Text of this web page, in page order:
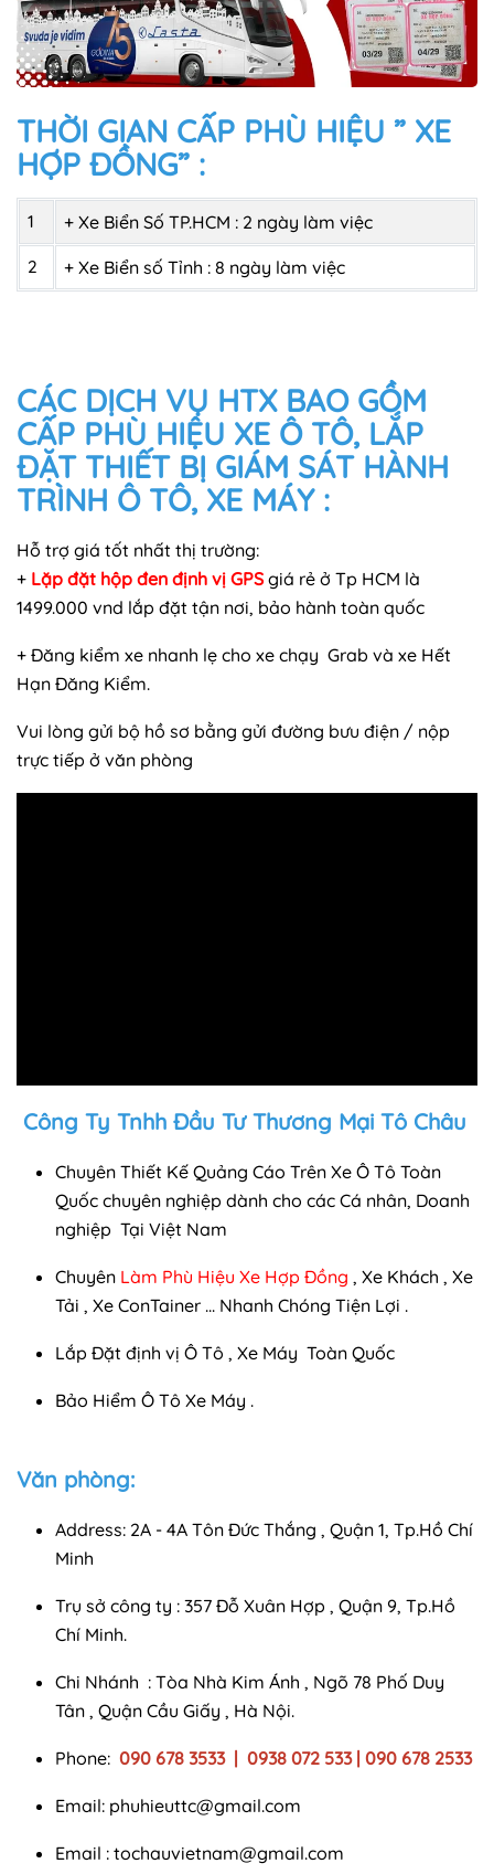
THỜI GIAN CẤP PHÙ HIỆU ” XE
HỢP ĐỒNG” :
1
+ Xe Biển Số TP.HCM : 2 ngày làm việc
2
+ Xe Biển số Tỉnh : 8 ngày làm việc
CÁC DỊCH VỤ HTX BAO GỒM
CẤP PHÙ HIỆU XE Ô TÔ, LẮP
ĐẶT THIẾT BỊ GIÁM SÁT HÀNH
TRÌNH Ô TÔ, XE MÁY :
Hỗ trợ giá tốt nhất thị trường:
+ Lặp đặt hộp đen định vị GPS giá rẻ ở Tp HCM là
1499.000 vnd lắp đặt tận nơi, bảo hành toàn quốc
+ Đăng kiểm xe nhanh lẹ cho xe chạy Grab và xe Hết
Hạn Đăng Kiểm.
Vui lòng gửi bộ hồ sơ bằng gửi đường bưu điện / nộp
trực tiếp ở văn phòng
Công Ty Tnhh Đầu Tư Thương Mại Tô Châu
Chuyên Thiết Kế Quảng Cáo Trên Xe Ô Tô Toàn
Quốc chuyên nghiệp dành cho các Cá nhân, Doanh
nghiệp Tại Việt Nam
Chuyên Làm Phù Hiệu Xe Hợp Đồng , Xe Khách , Xe
Tải , Xe ConTainer ... Nhanh Chóng Tiện Lợi .
Lắp Đặt định vị Ô Tô , Xe Máy Toàn Quốc
Bảo Hiểm Ô Tô Xe Máy .
Văn phòng:
Address: 2A - 4A Tôn Đức Thắng , Quận 1, Tp.Hồ Chí
Minh
Trụ sở công ty : 357 Đỗ Xuân Hợp , Quận 9, Tp.Hồ
Chí Minh.
Chi Nhánh : Tòa Nhà Kim Ánh , Ngõ 78 Phố Duy
Tân , Quận Cầu Giấy , Hà Nội.
Phone: 090 678 3533 | 0938 072 533 | 090 678 2533
Email: phuhieuttc@gmail.com
Email : tochauvietnam@gmail.com